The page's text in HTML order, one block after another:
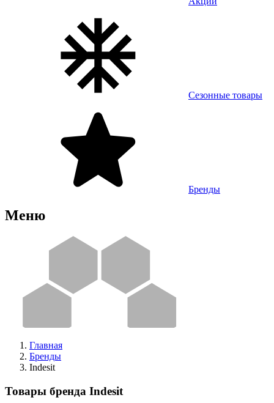
Сезонные товары
Бренды
Меню
Главная
Бренды
Indesit
Товары бренда Indesit